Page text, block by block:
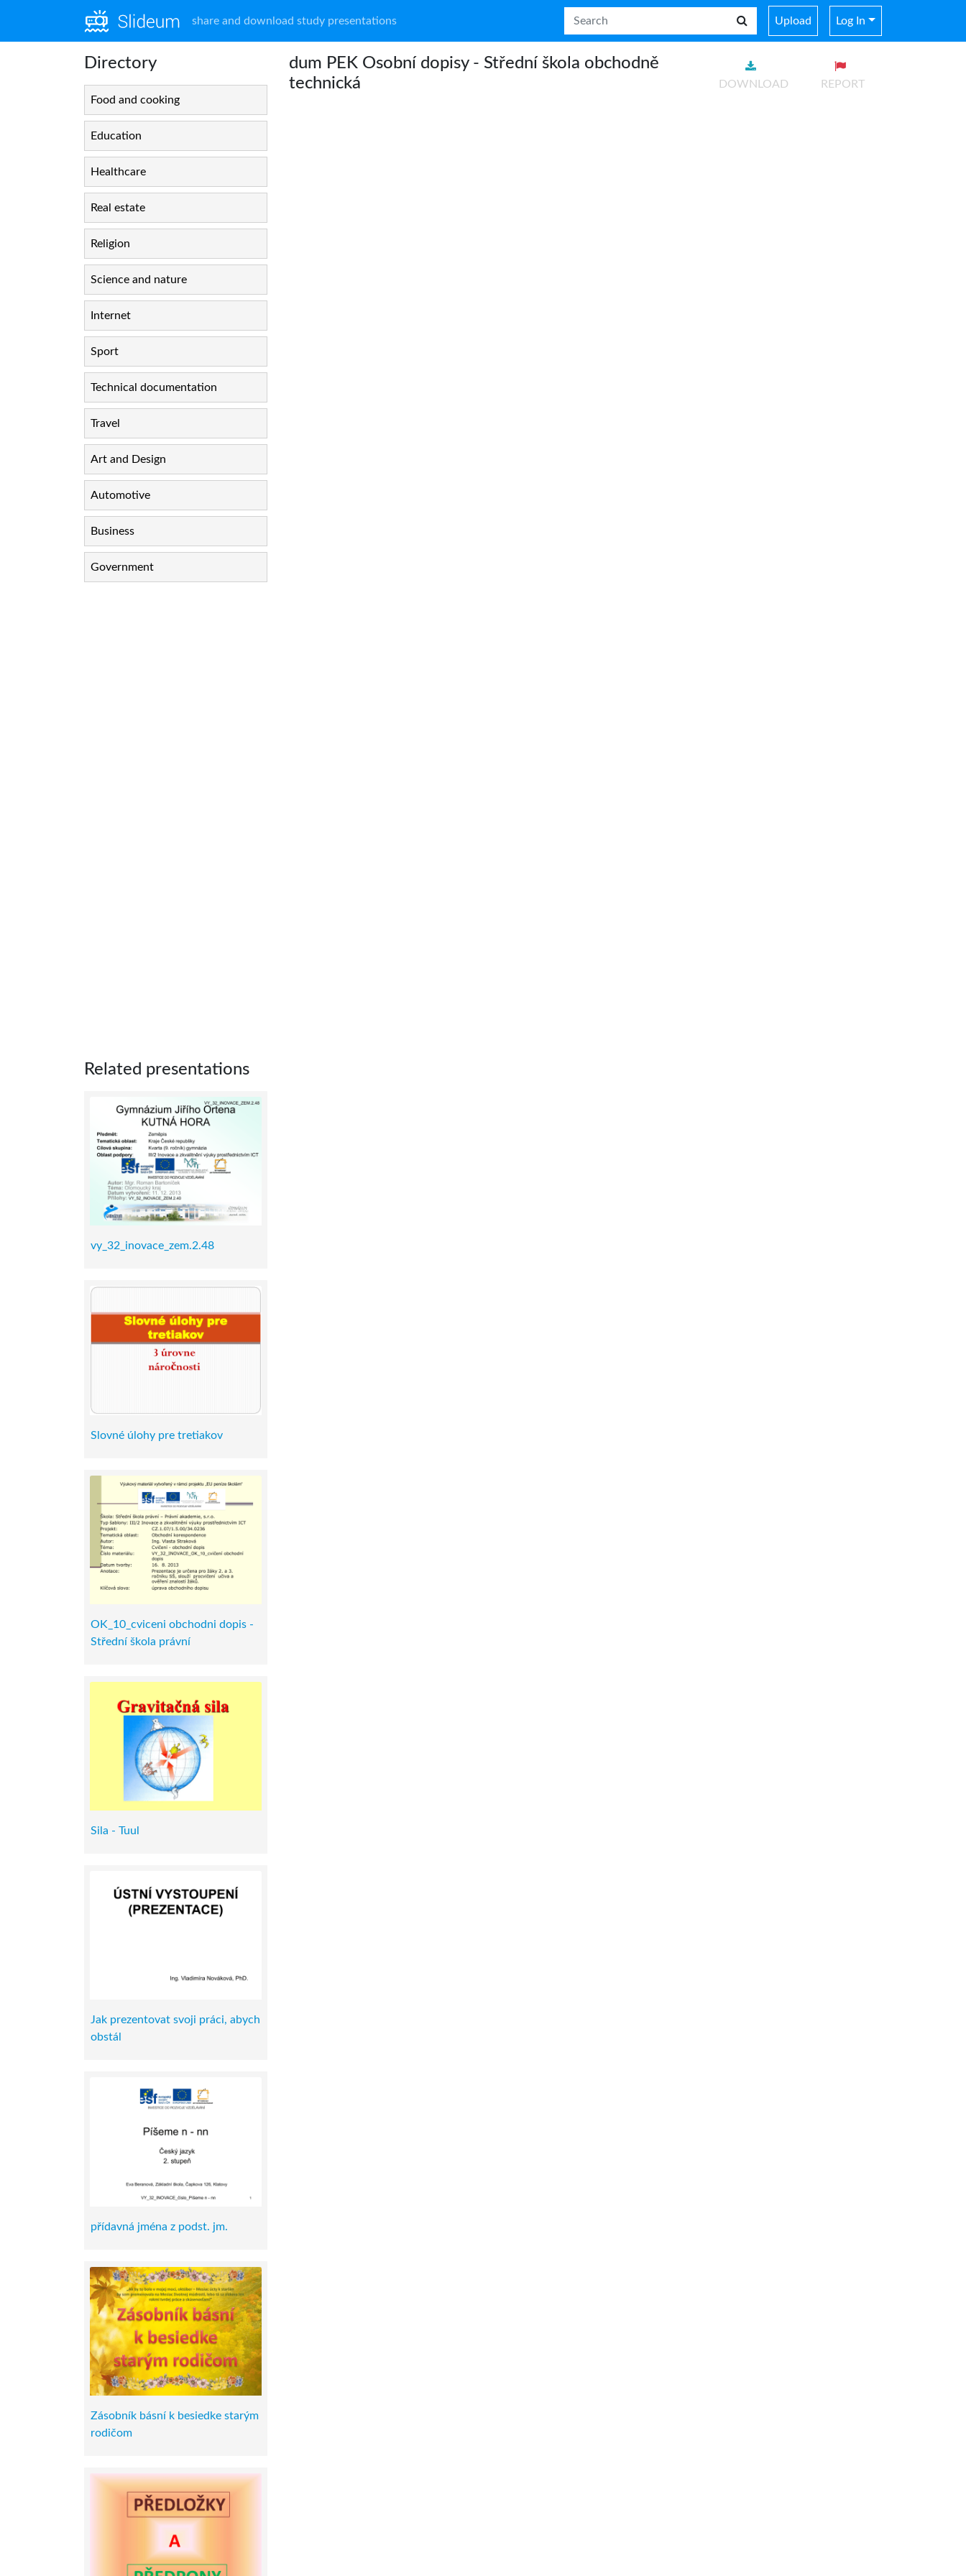
share and download study presentations Upload Log In
Directory
Food and cooking
Education
Healthcare
Real estate
Religion
Science and nature
Internet
Sport
Technical documentation
Travel
Art and Design
Automotive
Business
Government
Related presentations
vy_32_inovace_zem.2.48
Slovné úlohy pre tretiakov
OK_10_cviceni obchodni dopis -
Střední škola právní
Sila - Tuul
Jak prezentovat svoji práci, abych
obstál
přídavná jména z podst. jm.
Zásobník básní k besiedke starým
rodičom
dum PEK Osobní dopisy - Střední škola obchodně
technická
DOWNLOAD REPORT